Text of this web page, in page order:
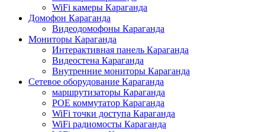
WiFi камеры Караганда
Домофон Караганда
Видеодомофоны Караганда
Мониторы Караганда
Интерактивная панель Караганда
Видеостена Караганда
Внутренние мониторы Караганда
Сетевое оборудование Караганда
маршрутизаторы Караганда
POE коммутатор Караганда
WiFi точки доступа Караганда
WiFi радиомосты Караганда